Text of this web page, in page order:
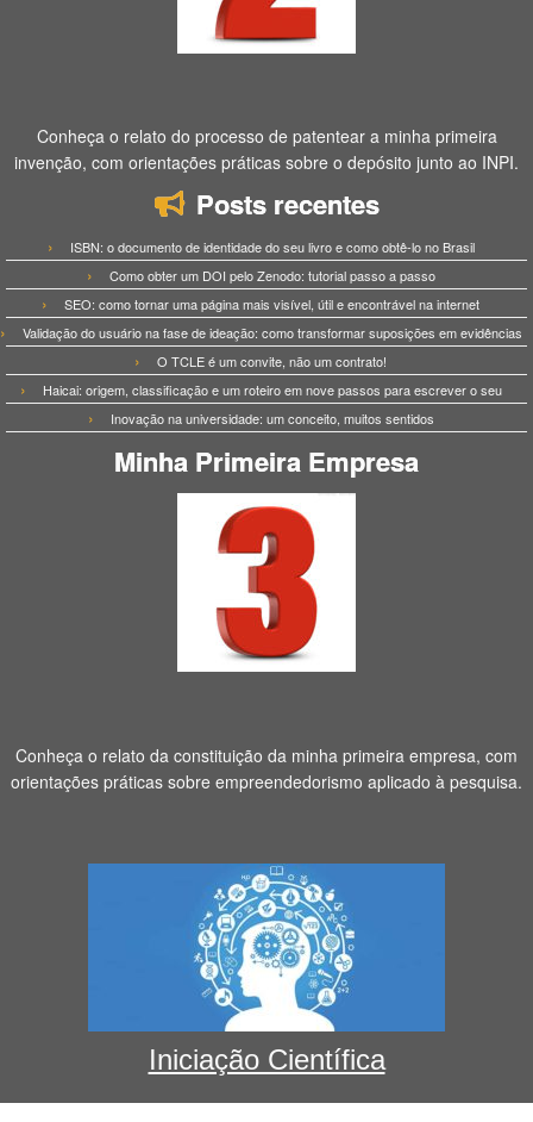
Conheça o relato do processo de patentear a minha primeira
invenção, com orientações práticas sobre o depósito junto ao INPI.
Posts recentes
ISBN: o documento de identidade do seu livro e como obtê-lo no Brasil
Como obter um DOI pelo Zenodo: tutorial passo a passo
SEO: como tornar uma página mais visível, útil e encontrável na internet
Validação do usuário na fase de ideação: como transformar suposições em evidências
O TCLE é um convite, não um contrato!
Haicai: origem, classificação e um roteiro em nove passos para escrever o seu
Inovação na universidade: um conceito, muitos sentidos
Minha Primeira Empresa
Conheça o relato da constituição da minha primeira empresa, com
orientações práticas sobre empreendedorismo aplicado à pesquisa.
Iniciação Científica